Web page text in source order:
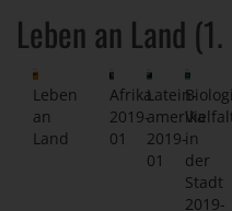
Leben an Land
Leben
an
Land
Afrika
2019-
01
Latein-
amerika
2019-
01
in
der
Stadt
2019-